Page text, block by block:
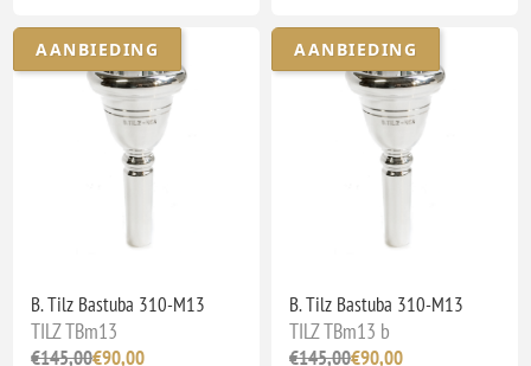
AANBIEDING
B. Tilz Bastuba 310-M13
TILZ TBm13
€145,00€90,00
AANBIEDING
B. Tilz Bastuba 310-M13
TILZ TBm13 b
€145,00€90,00